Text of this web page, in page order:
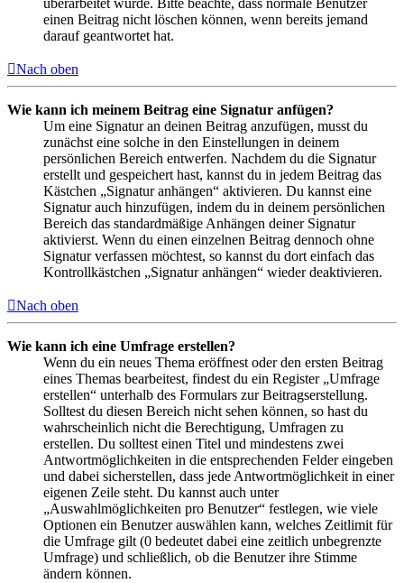
überarbeitet wurde. Bitte beachte, dass normale Benutzer
einen Beitrag nicht löschen können, wenn bereits jemand
darauf geantwortet hat.
Nach oben
Wie kann ich meinem Beitrag eine Signatur anfügen?
Um eine Signatur an deinen Beitrag anzufügen, musst du
zunächst eine solche in den Einstellungen in deinem
persönlichen Bereich entwerfen. Nachdem du die Signatur
erstellt und gespeichert hast, kannst du in jedem Beitrag das
Kästchen „Signatur anhängen“ aktivieren. Du kannst eine
Signatur auch hinzufügen, indem du in deinem persönlichen
Bereich das standardmäßige Anhängen deiner Signatur
aktivierst. Wenn du einen einzelnen Beitrag dennoch ohne
Signatur verfassen möchtest, so kannst du dort einfach das
Kontrollkästchen „Signatur anhängen“ wieder deaktivieren.
Nach oben
Wie kann ich eine Umfrage erstellen?
Wenn du ein neues Thema eröffnest oder den ersten Beitrag
eines Themas bearbeitest, findest du ein Register „Umfrage
erstellen“ unterhalb des Formulars zur Beitragserstellung.
Solltest du diesen Bereich nicht sehen können, so hast du
wahrscheinlich nicht die Berechtigung, Umfragen zu
erstellen. Du solltest einen Titel und mindestens zwei
Antwortmöglichkeiten in die entsprechenden Felder eingeben
und dabei sicherstellen, dass jede Antwortmöglichkeit in einer
eigenen Zeile steht. Du kannst auch unter
„Auswahlmöglichkeiten pro Benutzer“ festlegen, wie viele
Optionen ein Benutzer auswählen kann, welches Zeitlimit für
die Umfrage gilt (0 bedeutet dabei eine zeitlich unbegrenzte
Umfrage) und schließlich, ob die Benutzer ihre Stimme
ändern können.